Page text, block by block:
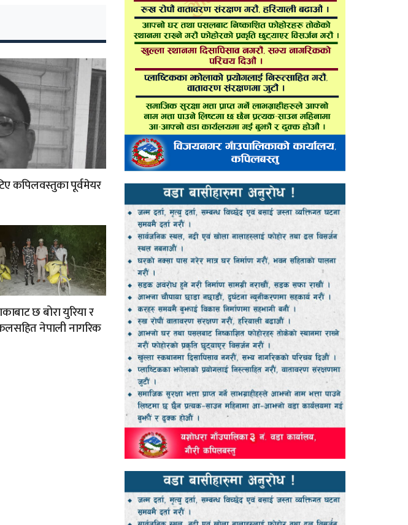
कपिलवस्तुका पूर्वमेयर
छ बोरा युरिया र
नेपाली नागरिक